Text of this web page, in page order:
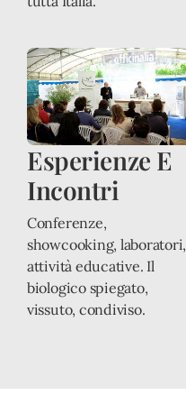
Esperienze E
Incontri
Conferenze,
showcooking, laboratori,
attività educative. Il
biologico spiegato,
vissuto, condiviso.